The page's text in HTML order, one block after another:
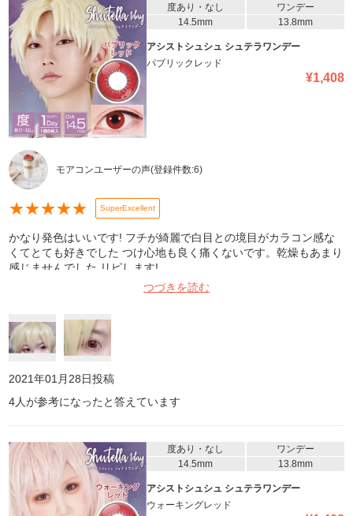
度あり・なし
ワンデー
14.5mm
13.8mm
アシストシュシュ シュテラワンデー
パブリックレッド
¥1,408
モアコンユーザーの声(登録件数:6)
★★★★★ SuperExcellent
かなり発色はいいです! フチが綺麗で白目との境目がカラコン感な
くてとても好きでした つけ心地も良く痛くないです。乾燥もあまり
感じませんでした リピします!
つづきを読む
2021年01月28日投稿
4人が参考になったと答えています
度あり・なし
ワンデー
14.5mm
13.8mm
アシストシュシュ シュテラワンデー
ウォーキングレッド